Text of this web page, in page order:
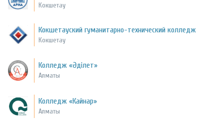
Кокшетау
Кокшетауский гуманитарно-технический колледж
Кокшетау
Колледж «Әділет»
Алматы
Колледж «Кайнар»
Алматы